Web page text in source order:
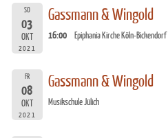
SO
03
OKT
2021
Gassmann & Wingold
16:00 Epiphania Kirche Köln-Bickendorf
FR
08
OKT
2021
Gassmann & Wingold
Musikschule Jülich